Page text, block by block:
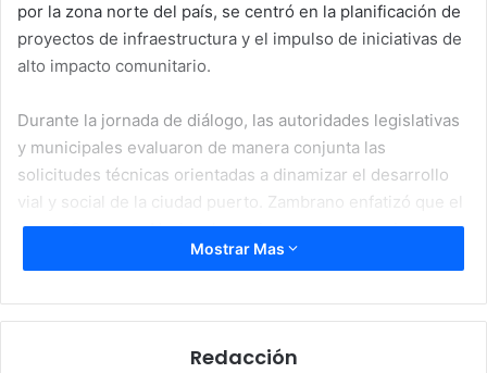
por la zona norte del país, se centró en la planificación de
proyectos de infraestructura y el impulso de iniciativas de
alto impacto comunitario.
Durante la jornada de diálogo, las autoridades legislativas
y municipales evaluaron de manera conjunta las
solicitudes técnicas orientadas a dinamizar el desarrollo
vial y social de la ciudad puerto. Zambrano enfatizó que el
nuevo Congreso Nacional mantiene un compromiso
absoluto con el fortalecimiento de los municipios, sin
aprobación de recursos destinados a obras públicas
Mostrar Mas
Redacción